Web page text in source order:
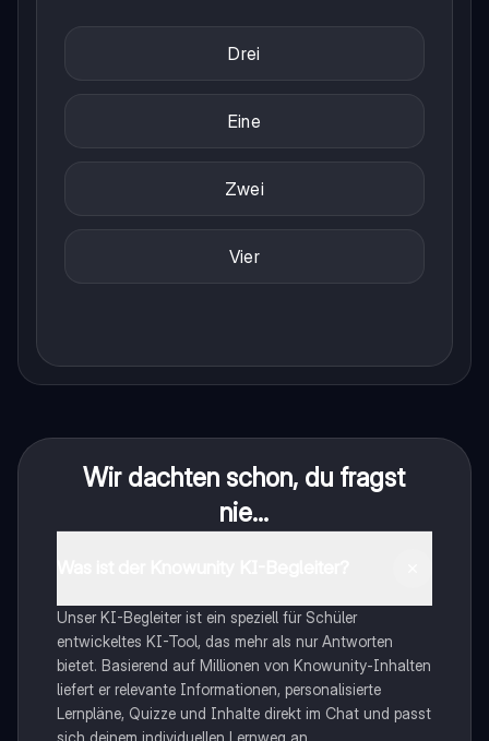
Drei
Eine
Zwei
Vier
Wir dachten schon, du fragst
nie...
Unser KI-Begleiter ist ein speziell für Schüler
entwickeltes KI-Tool, das mehr als nur Antworten
bietet. Basierend auf Millionen von Knowunity-Inhalten
liefert er relevante Informationen, personalisierte
Lernpläne, Quizze und Inhalte direkt im Chat und passt
sich deinem individuellen Lernweg an.